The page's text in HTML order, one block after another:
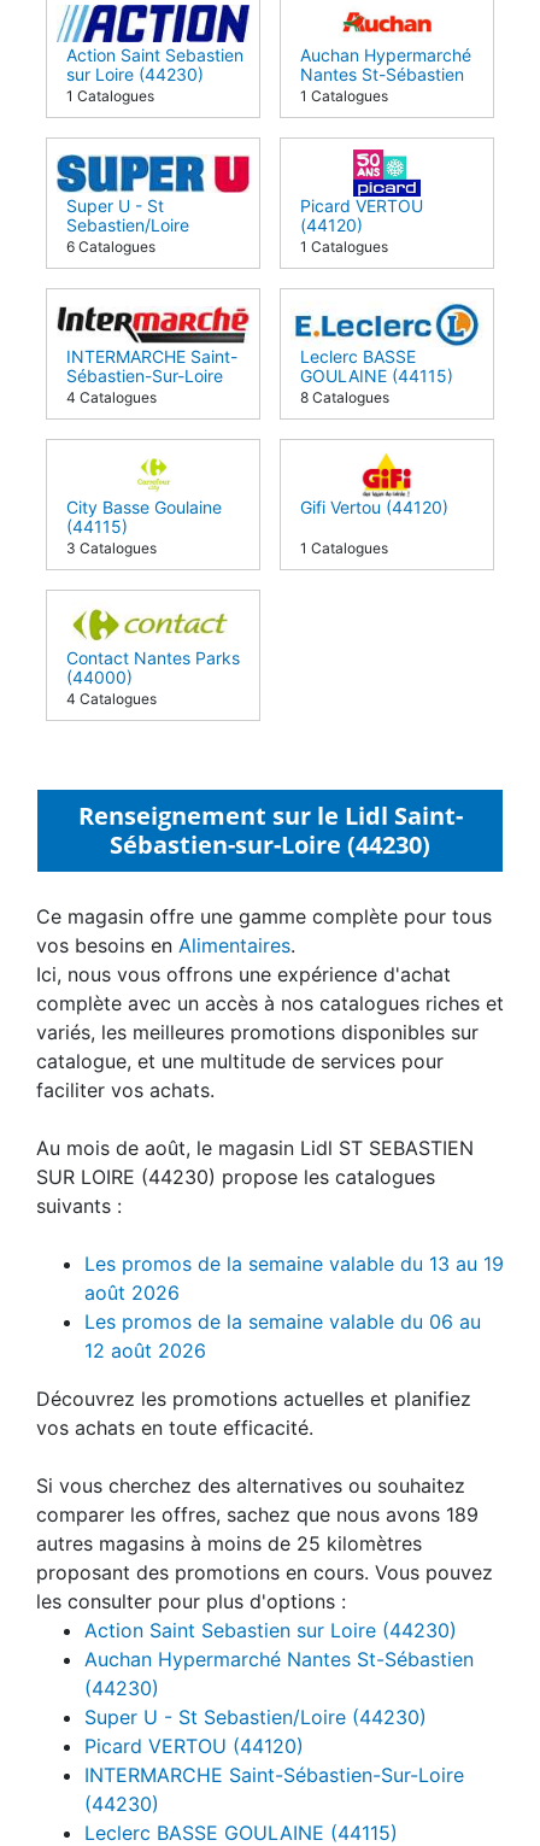
Action Saint Sebastien
sur Loire (44230)
1 Catalogues
Auchan Hypermarché
Nantes St-Sébastien
(44230)
1 Catalogues
Super U - St
Sebastien/Loire
(44230)
6 Catalogues
Picard VERTOU
(44120)
1 Catalogues
INTERMARCHE Saint-
Sébastien-Sur-Loire
(44230)
4 Catalogues
Leclerc BASSE
GOULAINE (44115)
8 Catalogues
City Basse Goulaine
(44115)
3 Catalogues
Gifi Vertou (44120)
1 Catalogues
Contact Nantes Parks
(44000)
4 Catalogues
Renseignement sur le Lidl Saint-
Sébastien-sur-Loire (44230)
Ce magasin offre une gamme complète pour tous
vos besoins en Alimentaires.
Ici, nous vous offrons une expérience d'achat
complète avec un accès à nos catalogues riches et
variés, les meilleures promotions disponibles sur
catalogue, et une multitude de services pour
faciliter vos achats.
Au mois de août, le magasin Lidl ST SEBASTIEN
SUR LOIRE (44230) propose les catalogues
suivants :
Les promos de la semaine valable du 13 au 19
août 2026
Les promos de la semaine valable du 06 au
12 août 2026
Découvrez les promotions actuelles et planifiez
vos achats en toute efficacité.
Si vous cherchez des alternatives ou souhaitez
comparer les offres, sachez que nous avons 189
autres magasins à moins de 25 kilomètres
proposant des promotions en cours. Vous pouvez
les consulter pour plus d'options :
Action Saint Sebastien sur Loire (44230)
Auchan Hypermarché Nantes St-Sébastien
(44230)
Super U - St Sebastien/Loire (44230)
Picard VERTOU (44120)
INTERMARCHE Saint-Sébastien-Sur-Loire
(44230)
Leclerc BASSE GOULAINE (44115)